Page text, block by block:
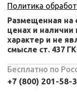
Политика
Размещенная на
ценах и
характер и не
смысле ст. 437
Бесплатно по
+7 (800) 201-58-